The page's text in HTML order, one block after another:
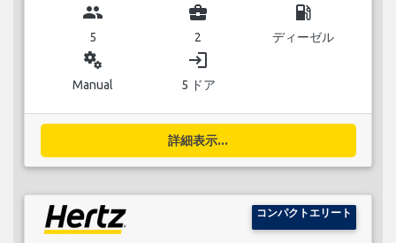
group
5
business_center
2
local_gas_station
ディーゼル
miscellaneous_services
Manual
login
5 ドア
詳細表示...
コンパクトエリート